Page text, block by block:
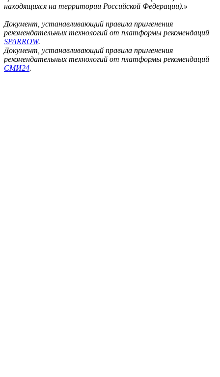
находящихся на территории Российской Федерации).»
Документ, устанавливающий правила применения
рекомендательных технологий от платформы рекомендаций
SPARROW.
Документ, устанавливающий правила применения
рекомендательных технологий от платформы рекомендаций
СМИ24.